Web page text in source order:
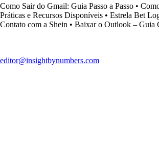
Como Sair do Gmail: Guia Passo a Passo •
Práticas e Recursos Disponíveis • Estrela Bet
Contato com a Shein • Baixar o Outlook – Guia
editor@insightbynumbers.com